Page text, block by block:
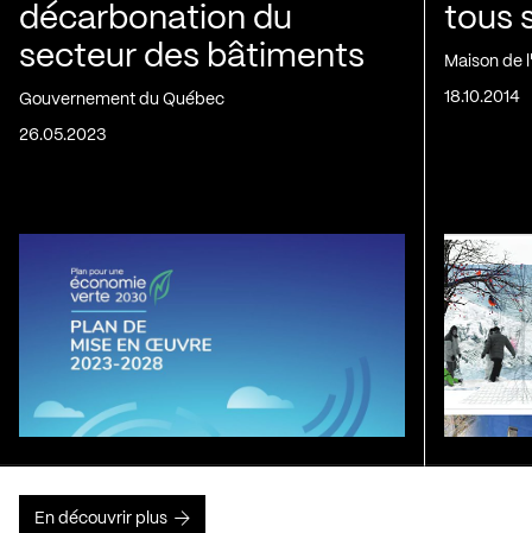
décarbonation du
secteur des bâtiments
Gouvernement du Québec
26.05.2023
tous
Maison de
18.10.2014
En découvrir plus